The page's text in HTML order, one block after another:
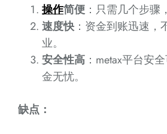
操作简便 ：只需几个步骤
速度快：资金到账迅速，
业。
安全性高 ：metax平台安
金无忧。
缺点：